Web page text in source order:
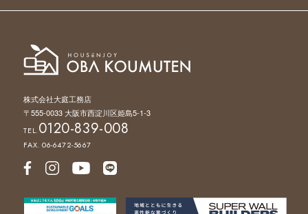
株式会社大庭工務店
〒555-0033 大阪市西淀川区姫島5-1-3
TEL.0120-839-008
FAX. 06-6472-5667